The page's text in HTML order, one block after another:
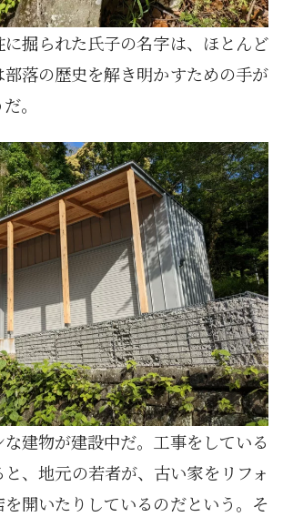
掘られた氏子の名字は、ほとんど
落の歴史を解き明かすための手が
。
建物が建設中だ。工事をしている
、地元の若者が、古い家をリフォ
開いたりしているのだという。そ